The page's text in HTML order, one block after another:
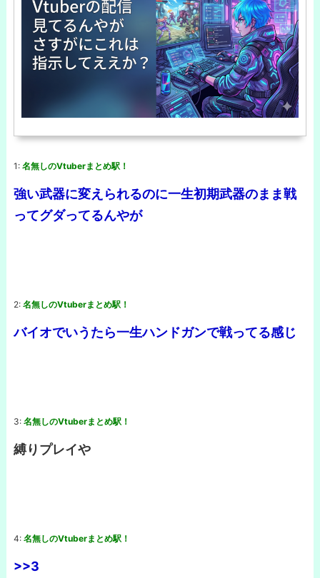
1: 名無しのVtuberまとめ駅！
強い武器に変えられるのに一生初期武器のまま戦
ってグダってるんやが
2: 名無しのVtuberまとめ駅！
バイオでいうたら一生ハンドガンで戦ってる感じ
3: 名無しのVtuberまとめ駅！
縛りプレイや
4: 名無しのVtuberまとめ駅！
>>3